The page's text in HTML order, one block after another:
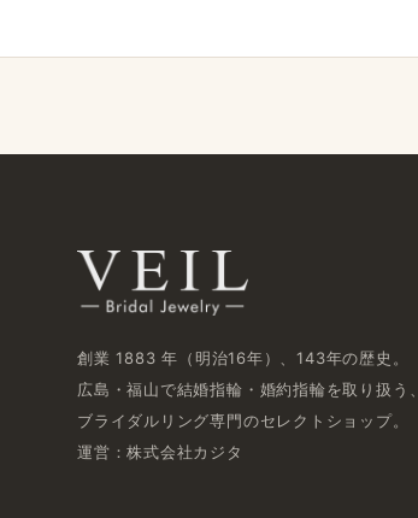
創業 1883 年​（明治16年）、​143年の​歴史。
広島・福山で​結婚指輪・婚約指輪を​取り扱う、​
ブライダルリング専門の​セレクトショップ。
運営：株式会社カジタ